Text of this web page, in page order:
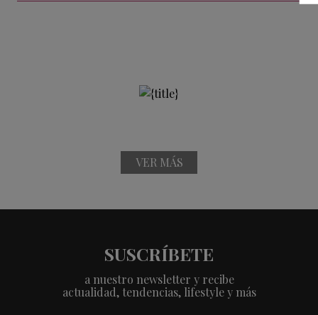
VER MÁS
SUSCRÍBETE
a nuestro newsletter y recibe
actualidad, tendencias, lifestyle y más